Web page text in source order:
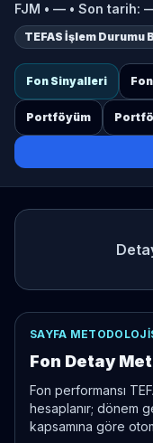
FJM • — • Son tarih:
TEFAS İşlem Durumu
Fon Sinyalleri
Portföyüm
SAYFA
Fon Detay
Fon performansı
hesaplanır; dönem
kapsamına göre